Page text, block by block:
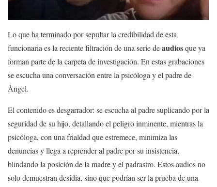
Lo que ha terminado por sepultar la credibilidad de esta
funcionaria es la reciente filtración de una serie deaudiosque ya
forman parte de la carpeta de investigación. En estas grabaciones
se escucha una conversación entre la psicóloga y el padre de
Ángel.
El contenido es desgarrador: se escucha al padre suplicando por la
seguridad de su hijo, detallando el peligro inminente, mientras la
psicóloga, con una frialdad que estremece, minimiza las
denuncias y llega a reprender al padre por su insistencia,
blindando la posición de la madre y el padrastro. Estos audios no
solo demuestran desidia, sino que podrían ser la prueba de una